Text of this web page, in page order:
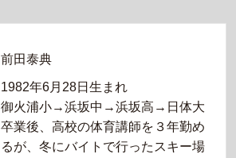
前田泰典
1982年6月28日生まれ
御火浦小→浜坂中→浜坂高→日体大
卒業後、高校の体育講師を３年勤め
るが、冬にバイトで行ったスキー場